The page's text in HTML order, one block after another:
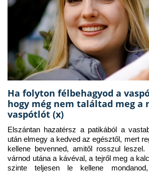
Ha folyton félbehagyod a
hogy még nem találtad meg a
vaspótlót (x)
Elszántan hazatérsz a patikából a
után elmegy a kedved az egésztől, mert
kellene bevenned, amitől rosszul
várnod utána a kávéval, a tejről meg a
szinte teljesen le kellene